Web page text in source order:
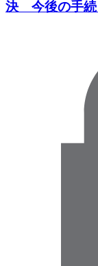
決 今後の手続